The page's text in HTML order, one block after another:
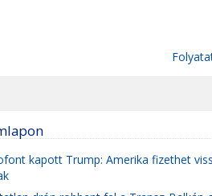
kapott Trump: Amerika fizethet